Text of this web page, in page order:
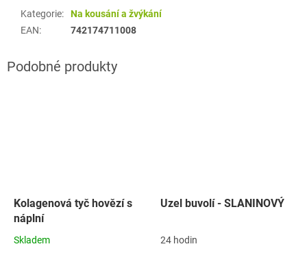
Kategorie:
Na kousání a žvýkání
EAN: 742174711008
Kolagenová tyč hovězí s
náplní
Skladem
Uzel buvolí - SLANINOVÝ
24 hodin